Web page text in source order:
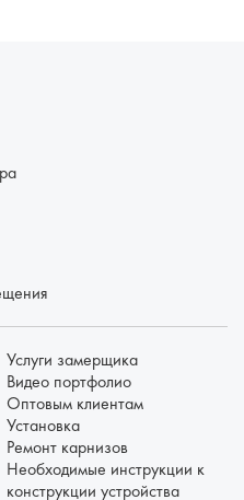
Услуги замерщика
Видео портфолио
Оптовым клиентам
Установка
Ремонт карнизов
Необходимые инструкции к
конструкции устройства